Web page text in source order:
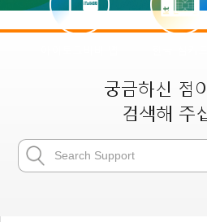
궁금하신 점
검색해 주